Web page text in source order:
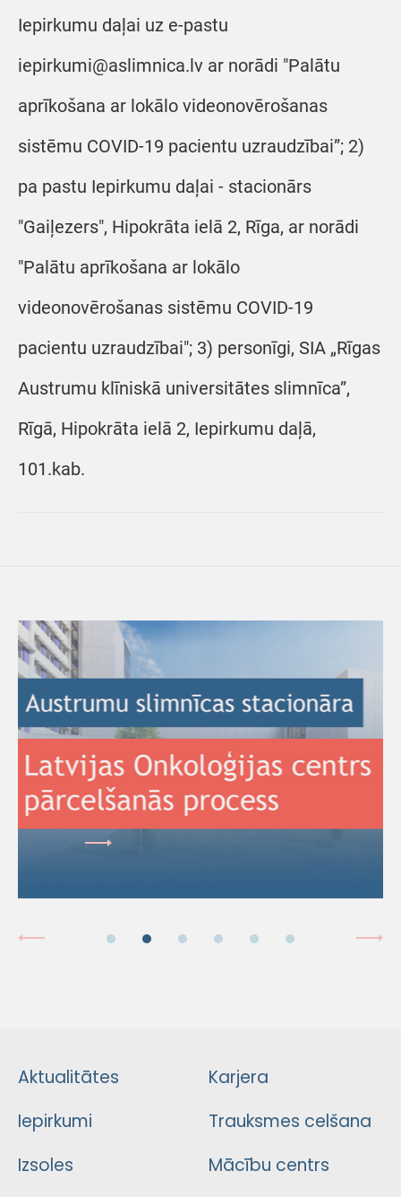
Iepirkumu daļai uz e-pastu
iepirkumi@aslimnica.lv ar norādi "Palātu
aprīkošana ar lokālo videonovērošanas
sistēmu COVID-19 pacientu uzraudzībai”; 2)
pa pastu Iepirkumu daļai - stacionārs
"Gaiļezers", Hipokrāta ielā 2, Rīga, ar norādi
"Palātu aprīkošana ar lokālo
videonovērošanas sistēmu COVID-19
pacientu uzraudzībai"; 3) personīgi, SIA „Rīgas
Austrumu klīniskā universitātes slimnīca”,
Rīgā, Hipokrāta ielā 2, Iepirkumu daļā,
101.kab.
Aktualitātes
Iepirkumi
Izsoles
Karjera
Trauksmes celšana
Mācību centrs